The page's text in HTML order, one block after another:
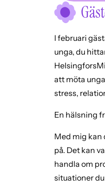
I februari
unga, du
att möta
stress,
En hälsning
Med mig kan
på. Det kan
handla om
situationer